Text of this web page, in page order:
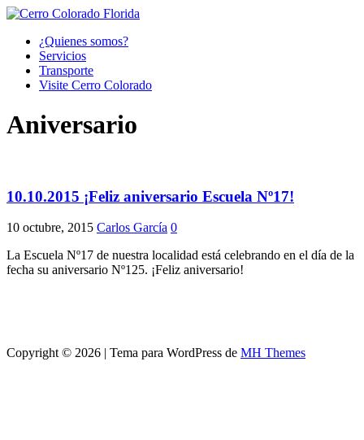
¿Quienes somos?
Servicios
Transporte
Visite Cerro Colorado
Aniversario
10.10.2015 ¡Feliz aniversario Escuela Nº17!
10 octubre, 2015 Carlos García 0
La Escuela Nº17 de nuestra localidad está celebrando en el día de la
fecha su aniversario Nº125. ¡Feliz aniversario!
Copyright © 2026 | Tema para WordPress de MH Themes